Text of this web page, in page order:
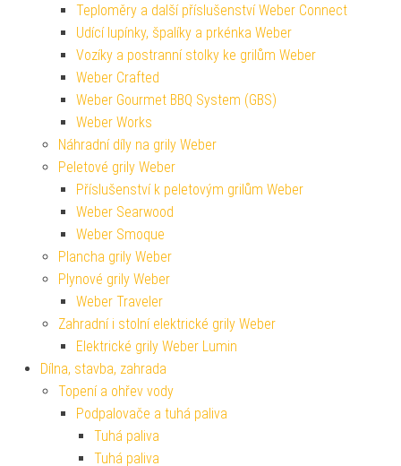
Teploměry a další příslušenství Weber Connect
Udící lupínky, špalíky a prkénka Weber
Vozíky a postranní stolky ke grilům Weber
Weber Crafted
Weber Gourmet BBQ System (GBS)
Weber Works
Náhradní díly na grily Weber
Peletové grily Weber
Příslušenství k peletovým grilům Weber
Weber Searwood
Weber Smoque
Plancha grily Weber
Plynové grily Weber
Weber Traveler
Zahradní i stolní elektrické grily Weber
Elektrické grily Weber Lumin
Dílna, stavba, zahrada
Topení a ohřev vody
Podpalovače a tuhá paliva
Tuhá paliva
Tuhá paliva